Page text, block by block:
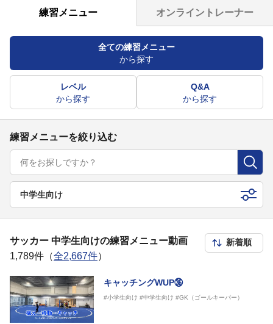
練習メニュー オンライントレーナー
全ての練習メニュー
から探す
レベル
から探す
Q&A
から探す
練習メニューを絞り込む
中学生向け
サッカー 中学生向けの練習メニュー動画
1,789件（全2,667件）
キャッチングWUP㊱
#小学生向け #中学生向け #GK（ゴールキーパー）